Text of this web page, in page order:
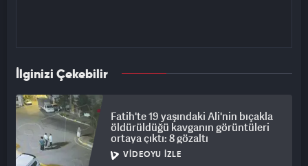
İlginizi Çekebilir
Fatih'te 19 yaşındaki Ali'nin bıçakla
öldürüldüğü kavganın görüntüleri
ortaya çıktı: 8 gözaltı
VIDEOYU İZLE